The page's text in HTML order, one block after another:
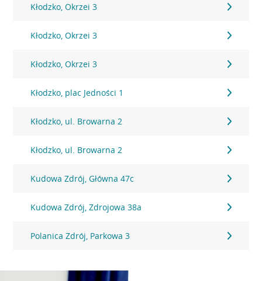
Kłodzko, Okrzei 3
Kłodzko, Okrzei 3
Kłodzko, Okrzei 3
Kłodzko, plac Jedności 1
Kłodzko, ul. Browarna 2
Kłodzko, ul. Browarna 2
Kudowa Zdrój, Główna 47c
Kudowa Zdrój, Zdrojowa 38a
Polanica Zdrój, Parkowa 3